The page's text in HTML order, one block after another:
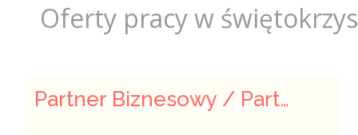
Oferty pracy w
Partner Biznesowy / Partnerka Biznesowa – agencja marketingu online